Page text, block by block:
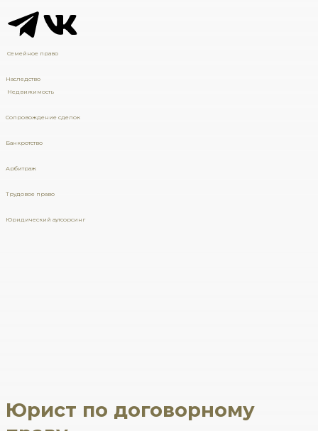
Семейное право
Наследство
Недвижимость
Сопровождение сделок
Банкротство
Арбитраж
Трудовое право
Юридический аутсорсинг
Юрист по договорному